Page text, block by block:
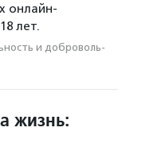
онлайн-
лет.
и доброволь­
жизнь: